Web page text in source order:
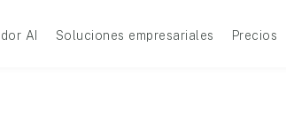
AI Soluciones empresariales Precios